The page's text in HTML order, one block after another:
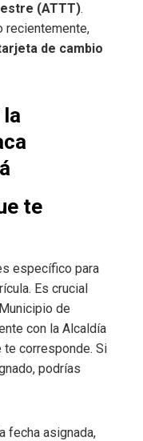
(ATTT).
recientemente,
de cambio
te
específico para
Es crucial
de
con la Alcaldía
te corresponde. Si
podrías
fecha asignada,